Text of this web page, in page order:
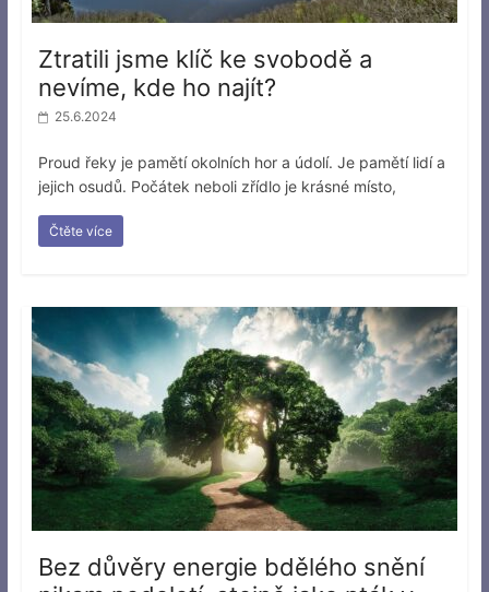
Ztratili jsme klíč ke svobodě a
nevíme, kde ho najít?
25.6.2024
Proud řeky je pamětí okolních hor a údolí. Je pamětí lidí a
jejich osudů. Počátek neboli zřídlo je krásné místo,
Čtěte více
Bez důvěry energie bdělého snění